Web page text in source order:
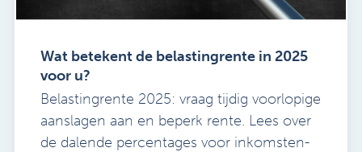
Wat betekent de belastingrente in 2025
voor u?
Belastingrente 2025: vraag tijdig voorlopige
aanslagen aan en beperk rente. Lees over
de dalende percentages voor inkomsten-